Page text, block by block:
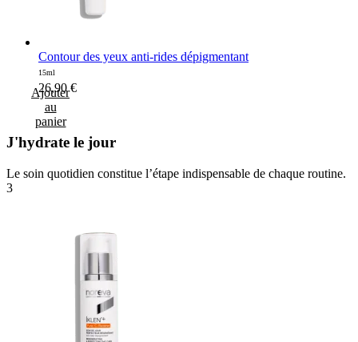
Contour des yeux anti-rides dépigmentant
15ml
26,90€
Ajouter
au
panier
J'hydrate le jour
Le soin quotidien constitue l’étape indispensable de chaque routine.
3